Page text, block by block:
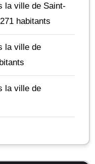
la ville de Saint-
habitants
la ville de
la ville de